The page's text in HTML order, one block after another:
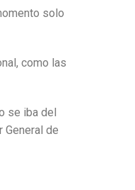
solo
como las
se iba del
General de